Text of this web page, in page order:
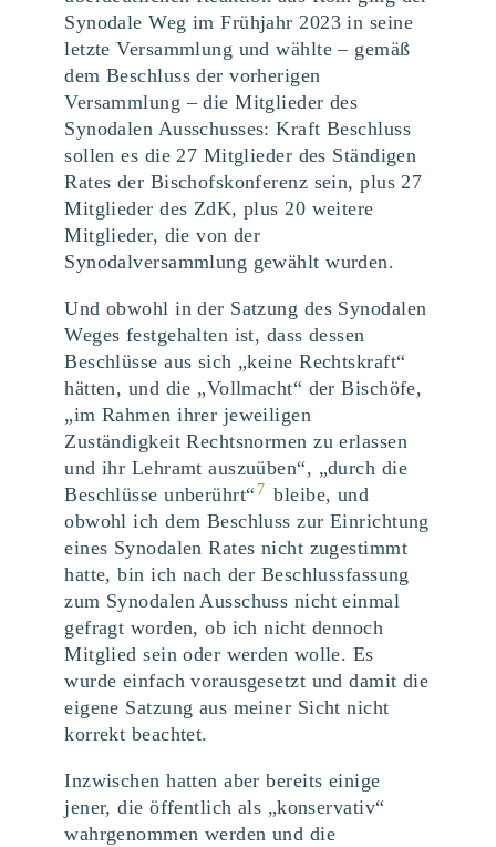
Synodale Weg im Frühjahr 2023 in seine
letzte Versammlung und wählte – gemäß
dem Beschluss der vorherigen
Versammlung – die Mitglieder des
Synodalen Ausschusses: Kraft Beschluss
sollen es die 27 Mitglieder des Ständigen
Rates der Bischofskonferenz sein, plus 27
Mitglieder des ZdK, plus 20 weitere
Mitglieder, die von der
Synodalversammlung gewählt wurden.
Und obwohl in der Satzung des Synodalen
Weges festgehalten ist, dass dessen
Beschlüsse aus sich „keine Rechtskraft“
hätten, und die „Vollmacht“ der Bischöfe,
„im Rahmen ihrer jeweiligen
Zuständigkeit Rechtsnormen zu erlassen
und ihr Lehramt auszuüben“, „durch die
Beschlüsse unberührt“ 7 bleibe, und
obwohl ich dem Beschluss zur Einrichtung
eines Synodalen Rates nicht zugestimmt
hatte, bin ich nach der Beschlussfassung
zum Synodalen Ausschuss nicht einmal
gefragt worden, ob ich nicht dennoch
Mitglied sein oder werden wolle. Es
wurde einfach vorausgesetzt und damit die
eigene Satzung aus meiner Sicht nicht
korrekt beachtet.
Inzwischen hatten aber bereits einige
jener, die öffentlich als „konservativ“
wahrgenommen werden und die